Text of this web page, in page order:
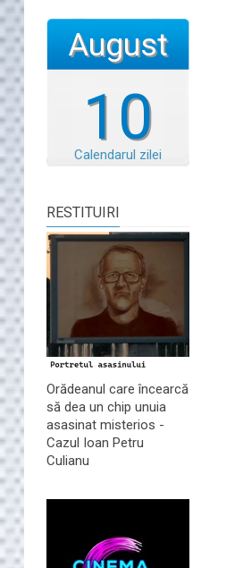
10
August
Calendarul zilei
RESTITUIRI
Orădeanul care încearcă
să dea un chip unuia
asasinat misterios -
Cazul Ioan Petru
Culianu